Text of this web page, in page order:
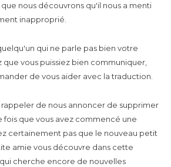
nous découvrons qu'il nous a menti
inapproprié.
qui ne parle pas bien votre
vous puissiez bien communiquer,
de vous aider avec la traduction.
de nous annoncer de supprimer
fois que vous avez commencé une
certainement pas que le nouveau petit
amie vous découvre dans cette
cherche encore de nouvelles